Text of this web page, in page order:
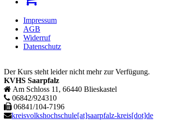
Impressum
AGB
Widerruf
Datenschutz
Der Kurs steht leider nicht mehr zur Verfügung.
KVHS Saarpfalz
Am Schloss 11, 66440 Blieskastel
06842/924310
06841/104-7196
kreisvolkshochschule[at]saarpfalz-kreis[dot]de